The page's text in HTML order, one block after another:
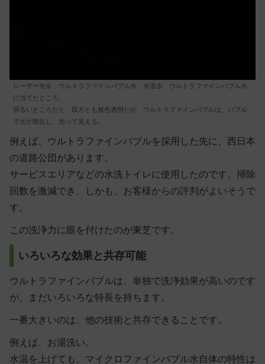
レーザー光を、ウルトラファインバブル水、水道水、ウルトラファインバブル水
に当てたところ。
明るいところだと、双方とも無色透明だが、ウルトラファインバブルは、バブル
で光が散乱し、光って見える。
例えば、ウルトラファインバブルを採用した先に、西日本
の道路公団があります。
サービスエリアなどの水洗トイレに使用したのです。掃除
回数を激減でき、しかも、お客様からの評判がよいそうで
す。
この洗浄力に眼を付けたのが東芝です。
いろいろな効果と共存可能
ウルトラファインバブルは、単独で洗浄効果が高いのです
が、まだいろいろな特長を持ちます。
一番大きいのは、他の技術と共存できることです。
例えば、お湯洗い。
水温を上げても、マイクロファインバブル水自体の特性は